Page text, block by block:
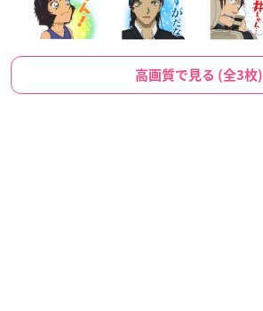
高画質で見る (全3枚)